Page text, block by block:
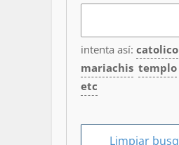
intenta así: catolico
mariachis templo
etc